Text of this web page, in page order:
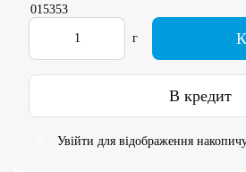
г
В кредит
Увійти для відображення